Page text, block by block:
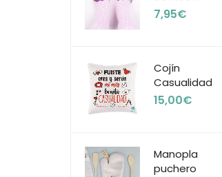
7,95€
Cojín
Casualidad
15,00€
Manopla
puchero